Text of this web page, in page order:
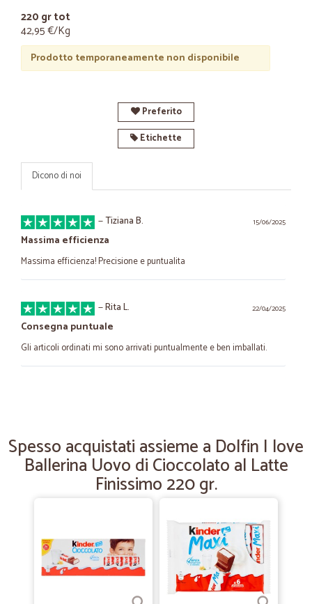
220 gr tot
42,95 €/Kg
Prodotto temporaneamente non disponibile
Preferito
Etichette
Dicono di noi
15/06/2025
—Tiziana B.
Massima efficienza
Massima efficienza! Precisione e puntualita
22/04/2025
—Rita L.
Consegna puntuale
Gli articoli ordinati mi sono arrivati puntualmente e ben imballati.
Facilità di uso del sito per concludere l’acquisto tempi di consegna
rispettati qualità del prodotto ottima
SERVIZIO ECCELLENTE COME I PRODOTTI FRESCHI DA ME
ACQUISTATI, VELOCE E PRECISO.
Spesso acquistati assieme a Dolfin I love
Ballerina Uovo di Cioccolato al Latte
Finissimo 220 gr.